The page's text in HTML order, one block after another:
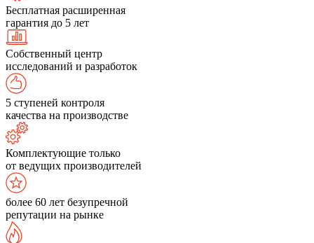
Бесплатная расширенная
гарантия до 5 лет
Собственный центр
исследований и разработок
5 ступеней контроля
качества на производстве
Комплектующие только
от ведущих производителей
более 60 лет безупречной
репутации на рынке